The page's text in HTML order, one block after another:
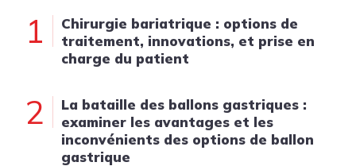
1
Chirurgie bariatrique : options de
traitement, innovations, et prise en
charge du patient
2
La bataille des ballons gastriques :
examiner les avantages et les
inconvénients des options de ballon
gastrique